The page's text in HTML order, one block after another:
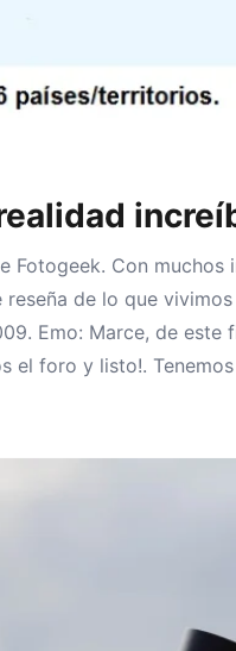
Fotogeek. Con
de lo que
Emo: Marce, de este
el foro y listo!.